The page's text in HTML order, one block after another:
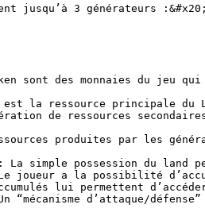
jusqu’à 3 générateurs :&#x20;
sont des monnaies du jeu
est la ressource principale du
de ressources
produites par les
simple possession du land
joueur a la possibilité
lui permettent d’accéder
“mécanisme d’attaque/